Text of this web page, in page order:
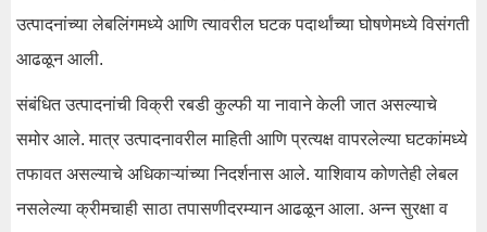
उत्पादनांच्या लेबलिंगमध्ये आणि त्यावरील घटक पदार्थांच्या घोषणेमध्ये विसंगती
आढळून आली.
संबंधित उत्पादनांची विक्री रबडी कुल्फी या नावाने केली जात असल्याचे
समोर आले. मात्र उत्पादनावरील माहिती आणि प्रत्यक्ष वापरलेल्या घटकांमध्ये
तफावत असल्याचे अधिकाऱ्यांच्या निदर्शनास आले. याशिवाय कोणतेही लेबल
नसलेल्या क्रीमचाही साठा तपासणीदरम्यान आढळून आला. अन्न सुरक्षा व